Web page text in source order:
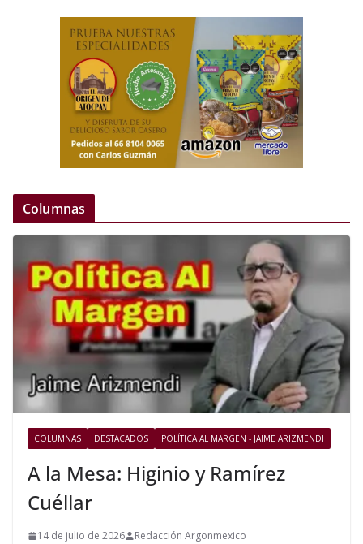
Columnas
COLUMNAS DESTACADOS POLÍTICA AL MARGEN - JAIME ARIZMENDI
A la Mesa: Higinio y Ramírez
Cuéllar
14 de julio de 2026 Redacción Argonmexico